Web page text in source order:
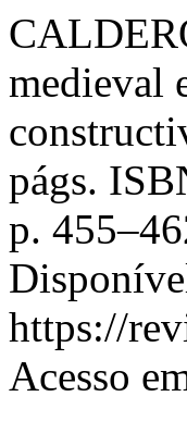
medieval
págs.
p.
https://
Acesso